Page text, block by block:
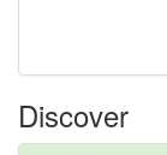
Discover